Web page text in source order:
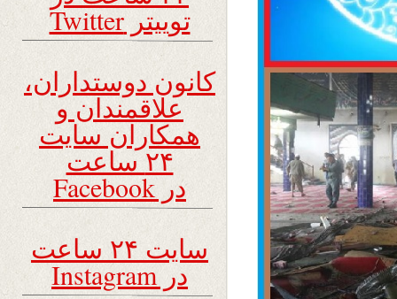
توییتر Twitter
کانون دوستداران،
علاقمندان و
همکاران سایت
۲۴ ساعت
در Facebook
سایت ۲۴ ساعت
در Instagram